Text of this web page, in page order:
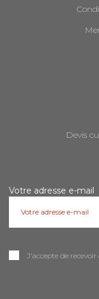
Devis
Votre adresse e-mail
J'accepte de